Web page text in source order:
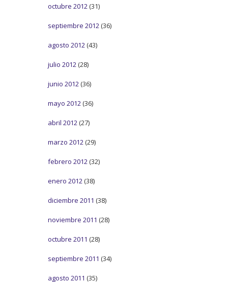
octubre 2012 (31)
septiembre 2012 (36)
agosto 2012 (43)
julio 2012 (28)
junio 2012 (36)
mayo 2012 (36)
abril 2012 (27)
marzo 2012 (29)
febrero 2012 (32)
enero 2012 (38)
diciembre 2011 (38)
noviembre 2011 (28)
octubre 2011 (28)
septiembre 2011 (34)
agosto 2011 (35)